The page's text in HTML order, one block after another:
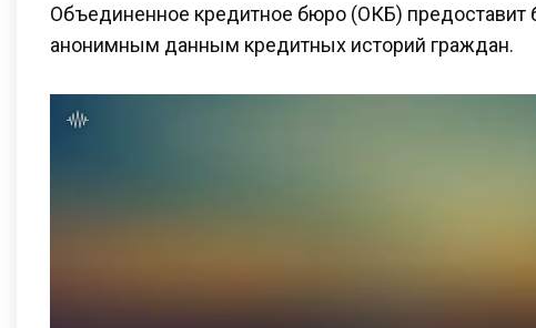
Объединенное кредитное бюро (ОКБ) предоставит
анонимным данным кредитных историй граждан.